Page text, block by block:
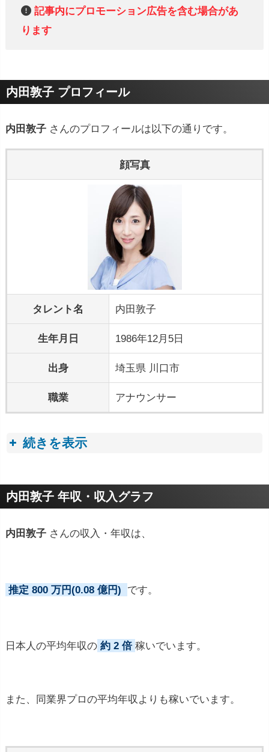
記事内にプロモーション広告を含む場合があ
ります
内田敦子 プロフィール
内田敦子 さんのプロフィールは以下の通りです。
顔写真
タレント名 内田敦子
生年月日 1986年12月5日
出身 埼玉県 川口市
職業 アナウンサー
続きを表示
プロフィールトピック
内田敦子 年収・収入グラフ
内田敦子 さんの収入・年収は、
推定 800 万円(0.08 億円) です。
日本人の平均年収の 約 2 倍 稼いでいます。
また、同業界プロの平均年収よりも稼いでいます。